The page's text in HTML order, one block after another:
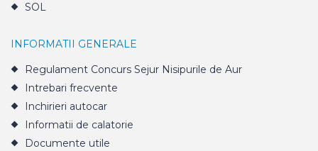
SOL
INFORMATII GENERALE
Regulament Concurs Sejur Nisipurile de Aur
Intrebari frecvente
Inchirieri autocar
Informatii de calatorie
Documente utile